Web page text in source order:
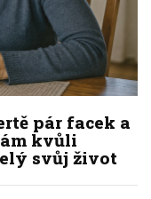
pár facek a
kvůli
svůj život